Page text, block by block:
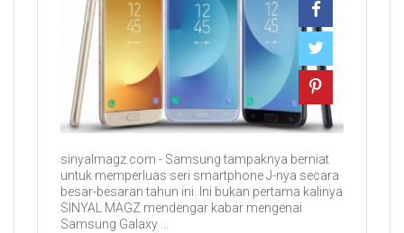
sinyalmagz.com - Samsung tampaknya berniat
untuk memperluas seri smartphone J-nya secara
besar-besaran tahun ini. Ini bukan pertama kalinya
SINYAL MAGZ mendengar kabar mengenai
Samsung Galaxy ...